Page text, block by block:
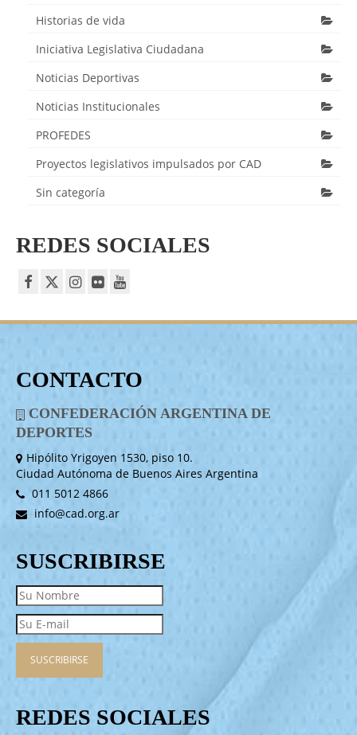
Historias de vida
Iniciativa Legislativa Ciudadana
Noticias Deportivas
Noticias Institucionales
PROFEDES
Proyectos legislativos impulsados por CAD
Sin categoría
REDES SOCIALES
CONTACTO
CONFEDERACIÓN ARGENTINA DE
DEPORTES
Hipólito Yrigoyen 1530, piso 10.
Ciudad Autónoma de Buenos Aires Argentina
011 5012 4866
info@cad.org.ar
SUSCRIBIRSE
REDES SOCIALES